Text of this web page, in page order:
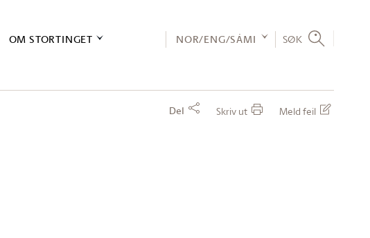
OM STORTINGET NOR/ENG/SÁMI SØK
Del Skriv ut Meld feil